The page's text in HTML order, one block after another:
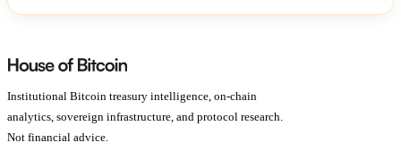
Institutional Bitcoin treasury intelligence, on-chain
analytics, sovereign infrastructure, and protocol research.
Not financial advice.